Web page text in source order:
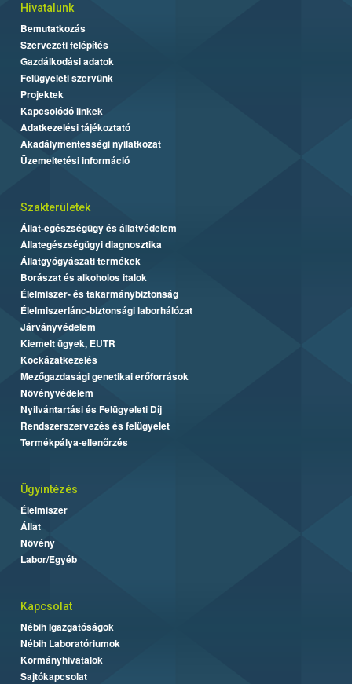
Hivatalunk
Bemutatkozás
Szervezeti felépítés
Gazdálkodási adatok
Felügyeleti szervünk
Projektek
Kapcsolódó linkek
Adatkezelési tájékoztató
Akadálymentességi nyilatkozat
Üzemeltetési információ
Szakterületek
Állat-egészségügy és állatvédelem
Állategészségügyi diagnosztika
Állatgyógyászati termékek
Borászat és alkoholos italok
Élelmiszer- és takarmánybiztonság
Élelmiszerlánc-biztonsági laborhálózat
Járványvédelem
Kiemelt ügyek, EUTR
Kockázatkezelés
Mezőgazdasági genetikai erőforrások
Növényvédelem
Nyilvántartási és Felügyeleti Díj
Rendszerszervezés és felügyelet
Termékpálya-ellenőrzés
Ügyintézés
Élelmiszer
Állat
Növény
Labor/Egyéb
Kapcsolat
Nébih Igazgatóságok
Nébih Laboratóriumok
Kormányhivatalok
Sajtókapcsolat